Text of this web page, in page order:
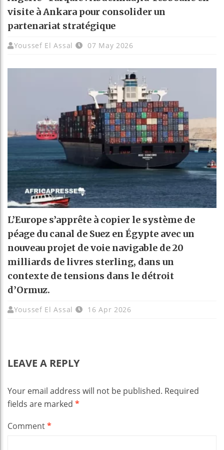
visite à Ankara pour consolider un
partenariat stratégique
Youssef El Assal 07 May 2026
L’Europe s’apprête à copier le système de
péage du canal de Suez en Égypte avec un
nouveau projet de voie navigable de 20
milliards de livres sterling, dans un
contexte de tensions dans le détroit
d’Ormuz.
Youssef El Assal 16 Apr 2026
LEAVE A REPLY
Your email address will not be published. Required
fields are marked *
Comment*